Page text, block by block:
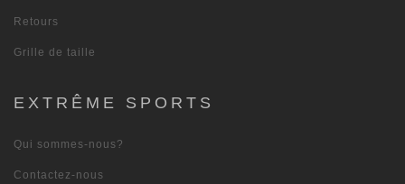
Retours
Grille de taille
EXTRÊME SPORTS
Qui sommes-nous?
Contactez-nous